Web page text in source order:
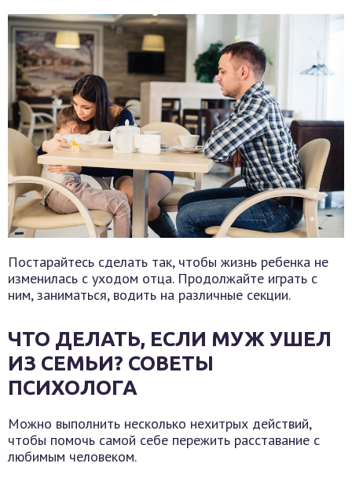
Постарайтесь сделать так, чтобы жизнь ребенка не
изменилась с уходом отца. Продолжайте играть с
ним, заниматься, водить на различные секции.
ЧТО ДЕЛАТЬ, ЕСЛИ МУЖ УШЕЛ
ИЗ СЕМЬИ? СОВЕТЫ
ПСИХОЛОГА
Можно выполнить несколько нехитрых действий,
чтобы помочь самой себе пережить расставание с
любимым человеком.